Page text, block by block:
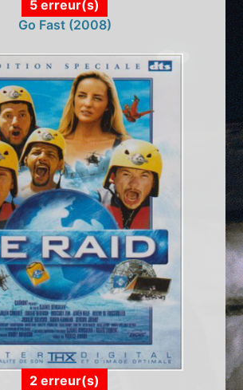
5 erreur(s)
Go Fast (2008)
2 erreur(s)